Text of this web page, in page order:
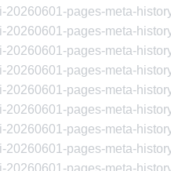
20260601-pages-meta-
20260601-pages-meta-
20260601-pages-meta-
20260601-pages-meta-
20260601-pages-meta-
20260601-pages-meta-
20260601-pages-meta-
20260601-pages-meta-
20260601-pages-meta-